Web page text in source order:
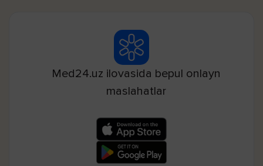
Med24.uz ilovasida bepul onlayn
maslahatlar